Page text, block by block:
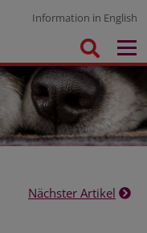
Information in English
Nächster Artikel